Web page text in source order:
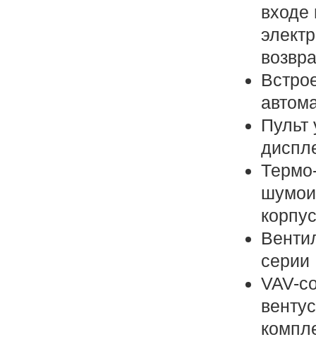
входе
Пульт
корпус
серии
VAV-